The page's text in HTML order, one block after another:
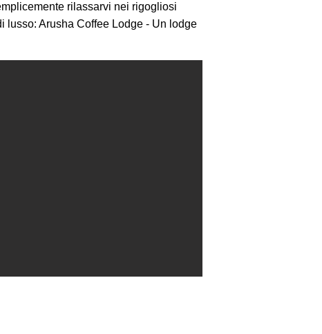
rilassarvi nei rigogliosi
lusso: Arusha Coffee Lodge - Un lodge